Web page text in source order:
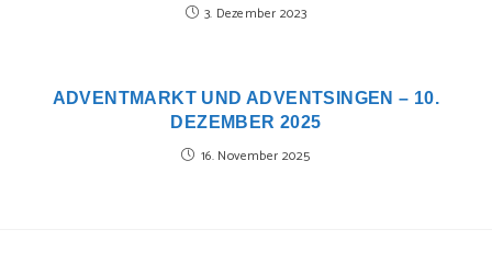
3. Dezember 2023
ADVENTMARKT UND ADVENTSINGEN – 10.
DEZEMBER 2025
16. November 2025